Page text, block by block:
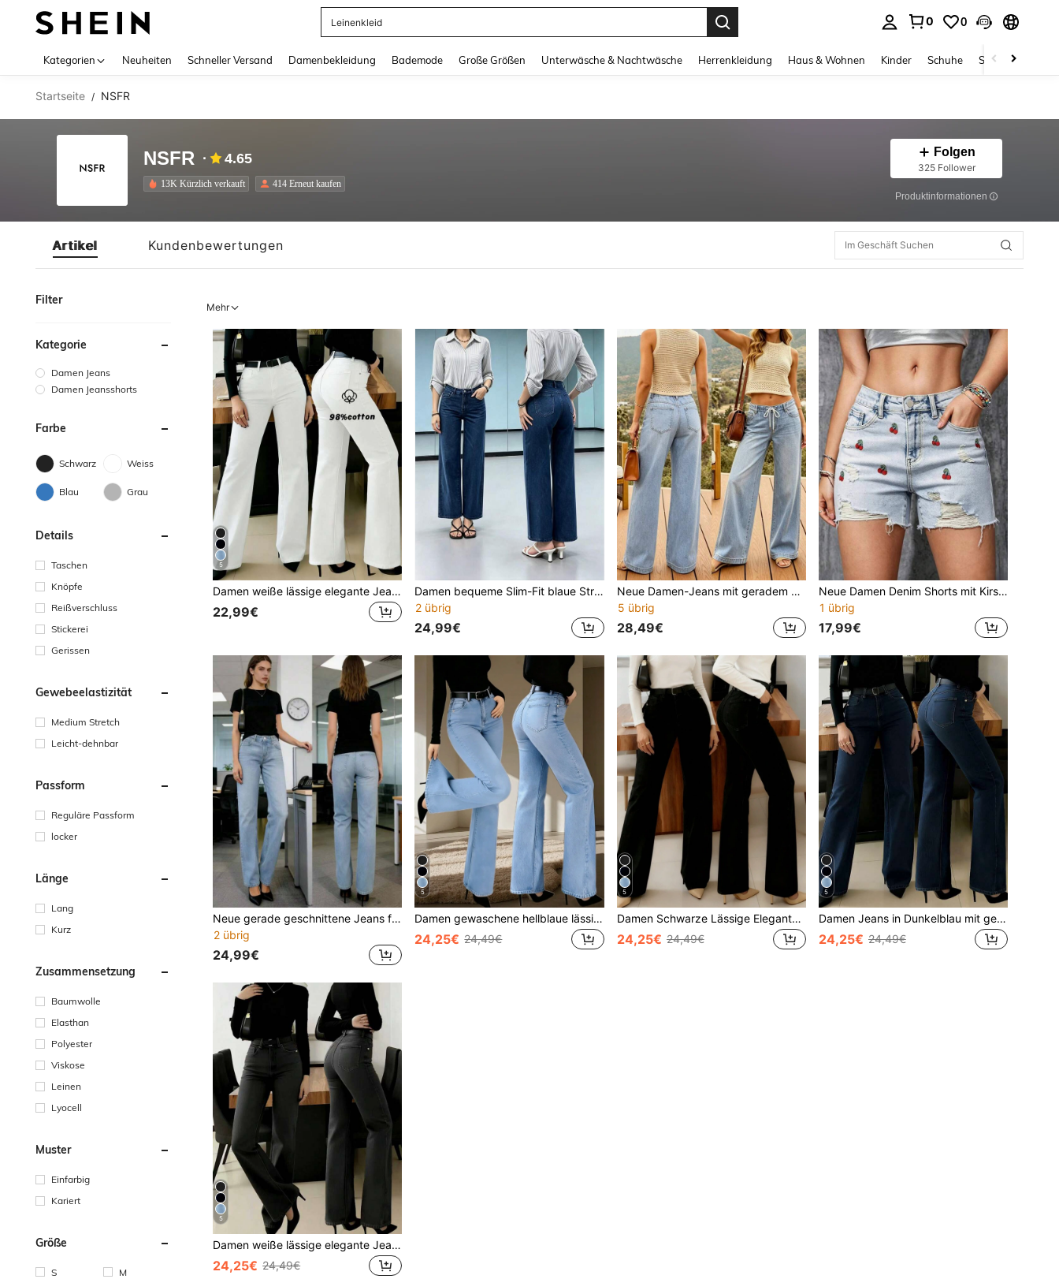
Leinenkleid
0 0
Kategorien Neuheiten Schneller Versand Damenbekleidung Bademode Große Größen Unterwäsche & Nachtwäsche Herrenkleidung Haus & Wohnen Kinder Schuhe Schmuck &
Startseite / NSFR
NSFR 4.65
13K Kürzlich verkauft 414 Erneut kaufen
Folgen
325 Follower
Produktinformationen
Artikel Kundenbewertungen
Filter
Kategorie
Damen Jeans
Damen Jeansshorts
Farbe
Schwarz Weiss
Blau Grau
Details
Taschen
Knöpfe
Reißverschluss
Stickerei
Gerissen
Gewebeelastizität
Medium Stretch
Leicht-dehnbar
Passform
Reguläre Passform
locker
Länge
Lang
Kurz
Zusammensetzung
Baumwolle
Elasthan
Polyester
Viskose
Leinen
Lyocell
Muster
Einfarbig
Kariert
Größe
S
M
Mehr
5
Damen weiße lässige elegante Jeans mit geradem Bein, mit Taschen, Knöpfen, Reißverschlüssen und mittelstarkem Stretchstoff. Frühling, Sommer, Herbst, dünner Herbst
22,99€
Damen bequeme Slim-Fit blaue Straight-Leg Jeans - ideal für alltägliche Unternehmungen und bequemen Casual-Stil im Frühling
2 übrig
24,99€
Neue Damen-Jeans mit geradem Bein, lockere Passform, lässiger Streetstyle, Marken-Jeans mit Relaxed Fit, Damen-Denimhosen und -Bekleidung
5 übrig
28,49€
Neue Damen Denim Shorts mit Kirschstickerei, Destroyed-Look, lässig & Sexy für den Sommer
1 übrig
17,99€
Neue gerade geschnittene Jeans für Damen - vielseitige gewaschene Denimhose, geeignet für lässigen und bequemen Alltags-Stil im Frühling
2 übrig
24,99€
5
Damen gewaschene hellblaue lässige elegante Jeans mit geradem Bein, Taschen, Knöpfen, Reißverschluss und moderatem Stretchstoff für Frühling und Herbst
24,25€ 24,49€
5
Damen Schwarze Lässige Elegante Gerade Bein Jeans Mit Taschen, Knöpfen, Reißverschluss Und Moderatem Stretch Stoff Frühling Herbst
24,25€ 24,49€
5
Damen Jeans in Dunkelblau mit geradem Bein, lässig und elegant, mit Taschen, Knöpfen, Reißverschluss und moderatem Stretchstoff, vielseitig für Frühling und Herbst
24,25€ 24,49€
5
Damen weiße lässige elegante Jeans mit geradem Bein, Taschen, Knöpfen, Reißverschluss und moderatem Stretchstoff für Frühling und Herbst
24,25€ 24,49€